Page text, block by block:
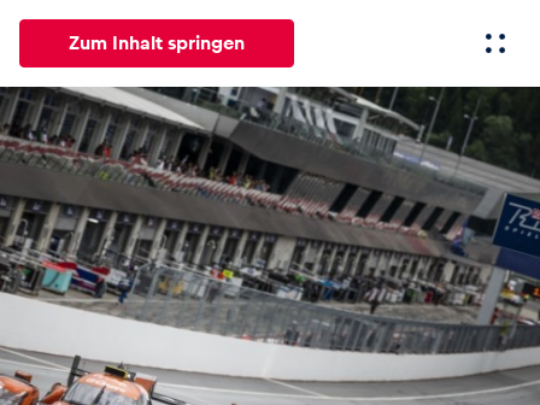
Zum Inhalt springen
Alle News Events Erlebnisse Seiten
News
Alle anzeigen